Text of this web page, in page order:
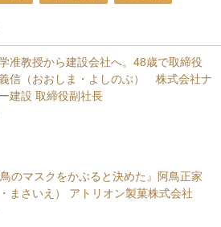
学准教授から建設会社へ。48歳で取締役
信（おおしま・よしのぶ） 株式会社ナ
建設 取締役副社長
鳥のマスクをかぶると決めた』阿鳥正家
・まさいえ） アトリオン製菓株式会社